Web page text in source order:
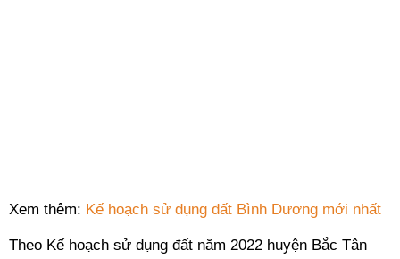
Xem thêm: Kế hoạch sử dụng đất Bình Dương mới nhất
Theo Kế hoạch sử dụng đất năm 2022 huyện Bắc Tân